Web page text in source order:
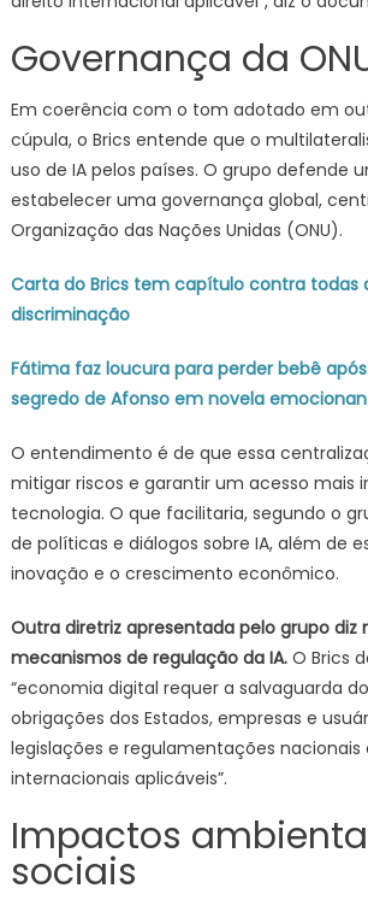
Governança da
Em coerência com o tom adotado em
cúpula, o Brics entende que o
uso de IA pelos países. O grupo defende
estabelecer uma governança global,
Organização das Nações Unidas (ONU).
Carta do Brics tem capítulo contra todas
discriminação
Fátima faz loucura para perder bebê
segredo de Afonso em novela
O entendimento é de que essa
mitigar riscos e garantir um acesso mais
tecnologia. O que facilitaria, segundo o
de políticas e diálogos sobre IA, além de
inovação e o crescimento econômico.
Outra diretriz apresentada pelo grupo diz
mecanismos de regulação da IA. O Brics
“economia digital requer a salvaguarda
obrigações dos Estados, empresas e
legislações e regulamentações nacionais
internacionais aplicáveis”.
Impactos
sociais